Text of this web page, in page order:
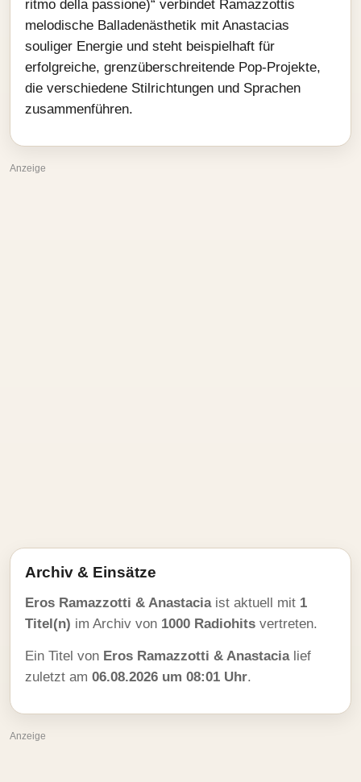
ritmo della passione)“ verbindet Ramazzottis
melodische Balladenästhetik mit Anastacias
souliger Energie und steht beispielhaft für
erfolgreiche, grenzüberschreitende Pop‑Projekte,
die verschiedene Stilrichtungen und Sprachen
zusammenführen.
Anzeige
Archiv & Einsätze
Eros Ramazzotti & Anastaciaist aktuell mit 1
Titel(n) im Archiv von 1000 Radiohits vertreten.
Ein Titel von Eros Ramazzotti & Anastacialief
zuletzt am 06.08.2026 um 08:01 Uhr.
Anzeige